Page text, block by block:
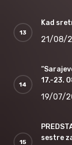
Kad
21/08/
17.-23.
19/07/
sestre